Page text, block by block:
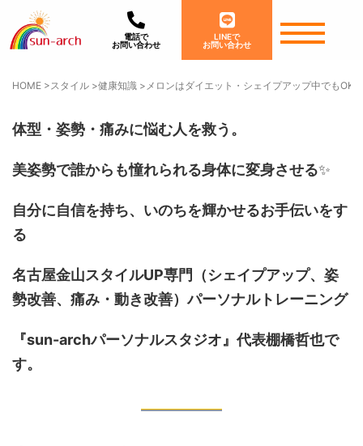
電話で
お問い合わせ
LINEで
お問い合わせ
HOME > スタイル >健康知識 > メロンはダイエット・シェイプアップ中でもOK
体型・姿勢・痛みに悩む人を救う。
美姿勢で誰からも憧れられる身体に変身させる✨
自分に自信を持ち、いのちを輝かせるお手伝いをす
る
名古屋金山スタイルUP専門
（シェイプアップ、姿
勢改善、痛み・動き改善）パーソナルトレーニング
『sun-archパーソナルスタジオ』代表棚橋哲也で
す。